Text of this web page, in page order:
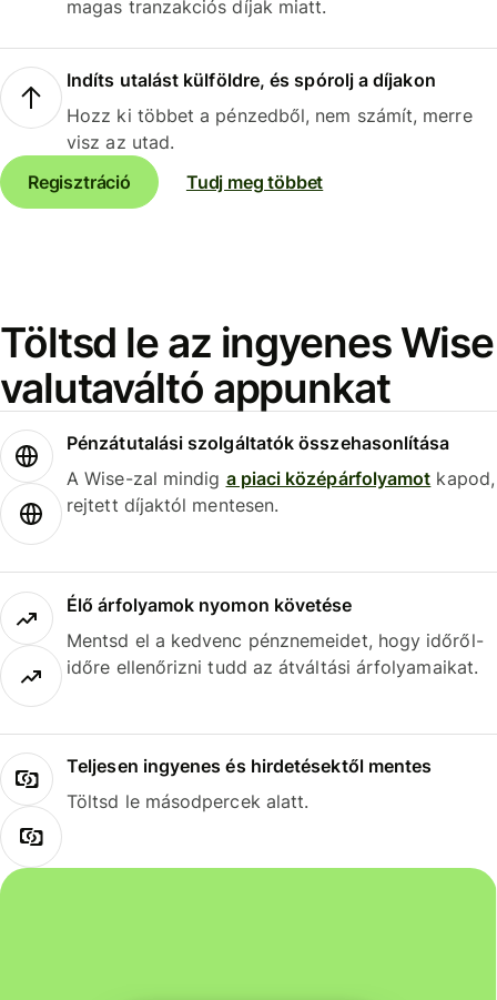
magas tranzakciós díjak miatt.
Indíts utalást külföldre, és spórolj a díjakon
Hozz ki többet a pénzedből, nem számít, merre
visz az utad.
Regisztráció
Tudj meg többet
Töltsd le az ingyenes Wise
valutaváltó appunkat
Pénzátutalási szolgáltatók összehasonlítása
A Wise-zal mindig a piaci középárfolyamot kapod,
rejtett díjaktól mentesen.
Élő árfolyamok nyomon követése
Mentsd el a kedvenc pénznemeidet, hogy időről-
időre ellenőrizni tudd az átváltási árfolyamaikat.
Teljesen ingyenes és hirdetésektől mentes
Töltsd le másodpercek alatt.